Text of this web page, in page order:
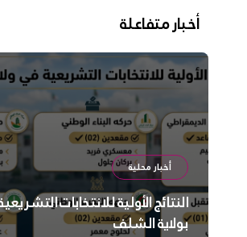
أخبار متفاعلة
أخبار محلية
النتائج الأولية للانتخابات
بولاية الشلف